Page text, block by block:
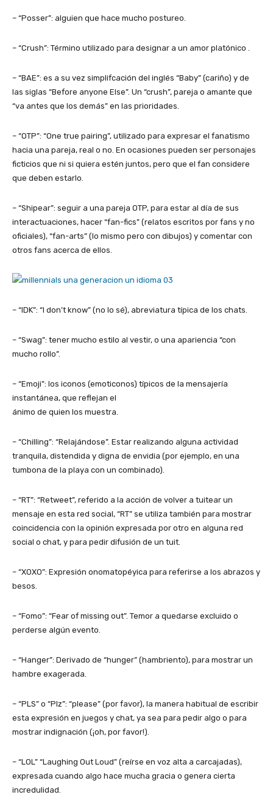
– “Posser”: alguien que hace mucho postureo.
– “Crush”: Término utilizado para designar a un amor platónico .
– “BAE”: es a su vez simplifcación del inglés “Baby” (cariño) y de
las siglas “Before anyone Else”. Un “crush”, pareja o amante que
“va antes que los demás” en las prioridades.
– “OTP”: “One true pairing”, utilizado para expresar el fanatismo
hacia una pareja, real o no. En ocasiones pueden ser personajes
ficticios que ni si quiera estén juntos, pero que el fan considere
que deben estarlo.
– “Shipear”: seguir a una pareja OTP, para estar al día de sus
interactuaciones, hacer “fan-fics” (relatos escritos por fans y no
oficiales), “fan-arts” (lo mismo pero con dibujos) y comentar con
otros fans acerca de ellos.
– “IDK”: “I don’t know” (no lo sé), abreviatura típica de los chats.
– “Swag”: tener mucho estilo al vestir, o una apariencia “con
mucho rollo”.
– “Emoji”: los iconos (emoticonos) típicos de la mensajería
instantánea, que reflejan el
ánimo de quien los muestra.
– “Chilling”: “Relajándose”. Estar realizando alguna actividad
tranquila, distendida y digna de envidia (por ejemplo, en una
tumbona de la playa con un combinado).
– “RT”: “Retweet”, referido a la acción de volver a tuitear un
mensaje en esta red social, “RT” se utiliza también para mostrar
coincidencia con la opinión expresada por otro en alguna red
social o chat, y para pedir difusión de un tuit.
– “XOXO”: Expresión onomatopéyica para referirse a los abrazos y
besos.
– “Fomo”: “Fear of missing out”. Temor a quedarse excluido o
perderse algún evento.
– “Hanger”: Derivado de “hunger” (hambriento), para mostrar un
hambre exagerada.
– “PLS” o “Plz”: “please” (por favor), la manera habitual de escribir
esta expresión en juegos y chat, ya sea para pedir algo o para
mostrar indignación (¡oh, por favor!).
– “LOL” “Laughing Out Loud” (reírse en voz alta a carcajadas),
expresada cuando algo hace mucha gracia o genera cierta
incredulidad.